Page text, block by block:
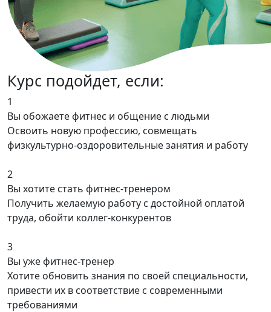
Курс подойдет, если:
1
Вы обожаете фитнес и общение с людьми
Освоить новую профессию, совмещать
физкультурно-оздоровительные занятия и работу
2
Вы хотите стать фитнес-тренером
Получить желаемую работу с достойной оплатой
труда, обойти коллег-конкурентов
3
Вы уже фитнес-тренер
Хотите обновить знания по своей специальности,
привести их в соответствие с современными
требованиями